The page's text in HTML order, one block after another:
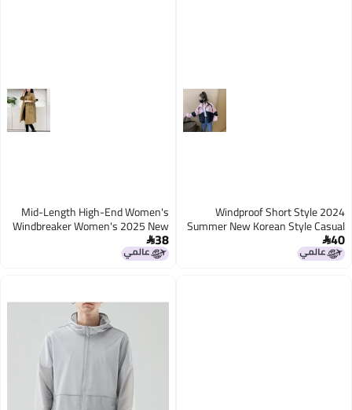
Windproof Short Style 2024
Summer New Korean Style Casual
Versatile Loose Anti-Uv Color
Matching Baseball Uniform Top
40
Mid-Length High-End Women's
Windbreaker Women's 2025 New
Spring and Autum Korean Style
Loose Fashion Versatile Jacket
38